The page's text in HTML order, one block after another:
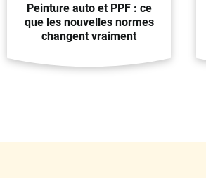
Peinture auto et PPF : ce
que les nouvelles normes
changent vraiment